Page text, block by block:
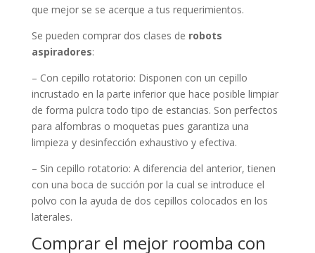
que mejor se se acerque a tus requerimientos.
Se pueden comprar dos clases de robots
aspiradores:
– Con cepillo rotatorio: Disponen con un cepillo
incrustado en la parte inferior que hace posible limpiar
de forma pulcra todo tipo de estancias. Son perfectos
para alfombras o moquetas pues garantiza una
limpieza y desinfección exhaustivo y efectiva.
– Sin cepillo rotatorio: A diferencia del anterior, tienen
con una boca de succión por la cual se introduce el
polvo con la ayuda de dos cepillos colocados en los
laterales.
Comprar el mejor roomba con